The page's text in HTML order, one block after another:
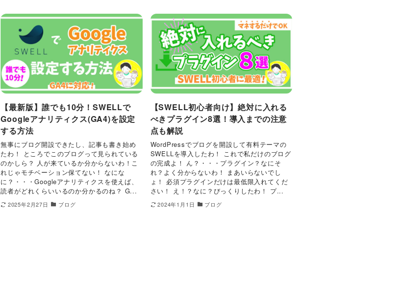
【最新版】誰でも10分！SWELLで
Googleアナリティクス(GA4)を設定
する方法
無事にブログ開設できたし、記事も書き始め
たわ！ ところでこのブログって見られている
のかしら？ 人が来ているか分からないわ！こ
れじゃモチベーション保てない！ なにな
に？・・・Googleアナリティクスを使えば、
読者がどれくらいいるのか分かるのね？ G...
2025年2月27日 ブログ
【SWELL初心者向け】絶対に入れる
べきプラグイン8選！導入までの注意
点も解説
WordPressでブログを開設して有料テーマの
SWELLを導入したわ！ これで私だけのブログ
の完成よ！ ん？・・・プラグイン？なにそ
れ？よく分からないわ！ まあいらないでし
ょ！ 必須プラグインだけは最低限入れてくだ
さい！ え！？なに？びっくりしたわ！ プ...
2024年1月1日 ブログ